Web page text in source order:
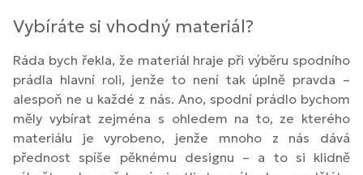
Vybíráte si vhodný materiál?
Ráda bych řekla, že materiál hraje při výběru spodního
prádla hlavní roli, jenže to není tak úplně pravda –
alespoň ne u každé z nás. Ano, spodní prádlo bychom
měly vybírat zejména s ohledem na to, ze kterého
materiálu je vyrobeno, jenže mnoho z nás dává
přednost spíše pěknému designu – a to si klidně